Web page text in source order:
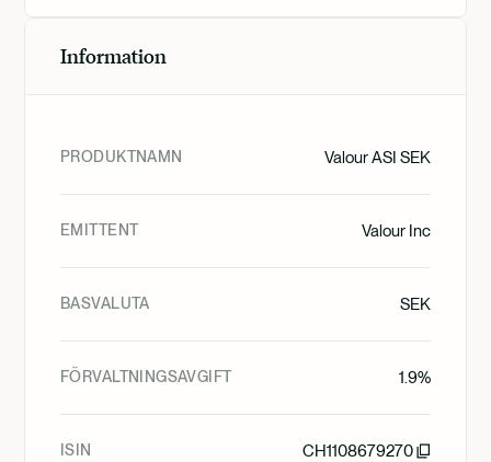
Information
PRODUKTNAMN Valour ASI SEK
EMITTENT Valour Inc
BASVALUTA SEK
FÖRVALTNINGSAVGIFT 1.9%
ISIN CH1108679270